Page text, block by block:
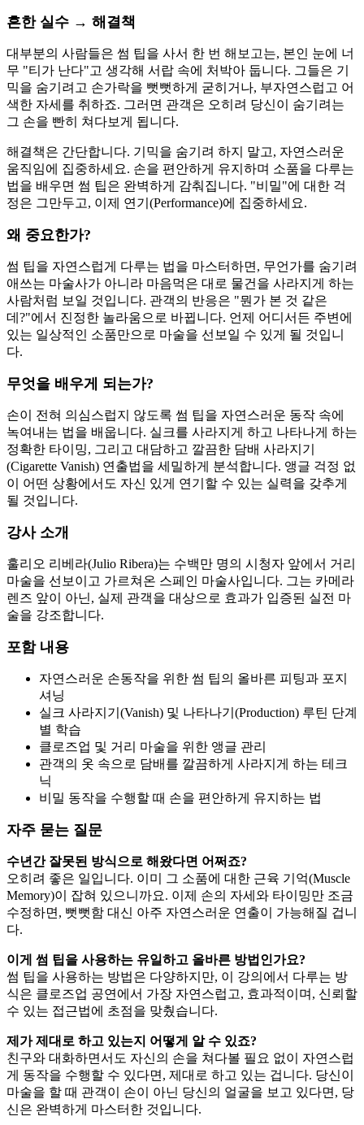
흔한 실수 → 해결책
대부분의 사람들은 썸 팁을 사서 한 번 해보고는, 본인 눈에 너
무 "티가 난다"고 생각해 서랍 속에 처박아 둡니다. 그들은 기
믹을 숨기려고 손가락을 뻣뻣하게 굳히거나, 부자연스럽고 어
색한 자세를 취하죠. 그러면 관객은 오히려 당신이 숨기려는
그 손을 빤히 쳐다보게 됩니다.
해결책은 간단합니다. 기믹을 숨기려 하지 말고, 자연스러운
움직임에 집중하세요. 손을 편안하게 유지하며 소품을 다루는
법을 배우면 썸 팁은 완벽하게 감춰집니다. "비밀"에 대한 걱
정은 그만두고, 이제 연기(Performance)에 집중하세요.
왜 중요한가?
썸 팁을 자연스럽게 다루는 법을 마스터하면, 무언가를 숨기려
애쓰는 마술사가 아니라 마음먹은 대로 물건을 사라지게 하는
사람처럼 보일 것입니다. 관객의 반응은 "뭔가 본 것 같은
데?"에서 진정한 놀라움으로 바뀝니다. 언제 어디서든 주변에
있는 일상적인 소품만으로 마술을 선보일 수 있게 될 것입니
다.
무엇을 배우게 되는가?
손이 전혀 의심스럽지 않도록 썸 팁을 자연스러운 동작 속에
녹여내는 법을 배웁니다. 실크를 사라지게 하고 나타나게 하는
정확한 타이밍, 그리고 대담하고 깔끔한 담배 사라지기
(Cigarette Vanish) 연출법을 세밀하게 분석합니다. 앵글 걱정 없
이 어떤 상황에서도 자신 있게 연기할 수 있는 실력을 갖추게
될 것입니다.
강사 소개
훌리오 리베라(Julio Ribera)는 수백만 명의 시청자 앞에서 거리
마술을 선보이고 가르쳐온 스페인 마술사입니다. 그는 카메라
렌즈 앞이 아닌, 실제 관객을 대상으로 효과가 입증된 실전 마
술을 강조합니다.
포함 내용
자연스러운 손동작을 위한 썸 팁의 올바른 피팅과 포지
셔닝
실크 사라지기(Vanish) 및 나타나기(Production) 루틴 단계
별 학습
클로즈업 및 거리 마술을 위한 앵글 관리
관객의 옷 속으로 담배를 깔끔하게 사라지게 하는 테크
닉
비밀 동작을 수행할 때 손을 편안하게 유지하는 법
자주 묻는 질문
수년간 잘못된 방식으로 해왔다면 어쩌죠?
오히려 좋은 일입니다. 이미 그 소품에 대한 근육 기억(Muscle
Memory)이 잡혀 있으니까요. 이제 손의 자세와 타이밍만 조금
수정하면, 뻣뻣함 대신 아주 자연스러운 연출이 가능해질 겁니
다.
이게 썸 팁을 사용하는 유일하고 올바른 방법인가요?
썸 팁을 사용하는 방법은 다양하지만, 이 강의에서 다루는 방
식은 클로즈업 공연에서 가장 자연스럽고, 효과적이며, 신뢰할
수 있는 접근법에 초점을 맞췄습니다.
제가 제대로 하고 있는지 어떻게 알 수 있죠?
친구와 대화하면서도 자신의 손을 쳐다볼 필요 없이 자연스럽
게 동작을 수행할 수 있다면, 제대로 하고 있는 겁니다. 당신이
마술을 할 때 관객이 손이 아닌 당신의 얼굴을 보고 있다면, 당
신은 완벽하게 마스터한 것입니다.